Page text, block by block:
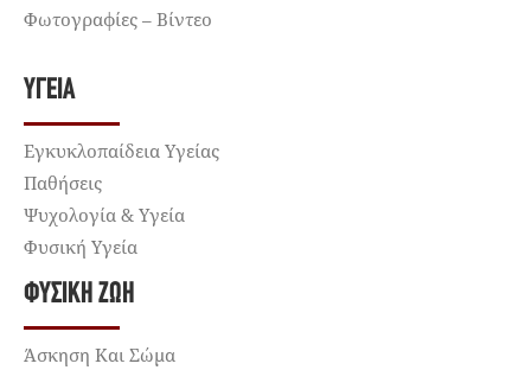
Φωτογραφίες – Βίντεο
ΥΓΕΊΑ
Εγκυκλοπαίδεια Υγείας
Παθήσεις
Ψυχολογία & Υγεία
Φυσική Υγεία
ΦΥΣΙΚΉ ΖΩΉ
Άσκηση Και Σώμα